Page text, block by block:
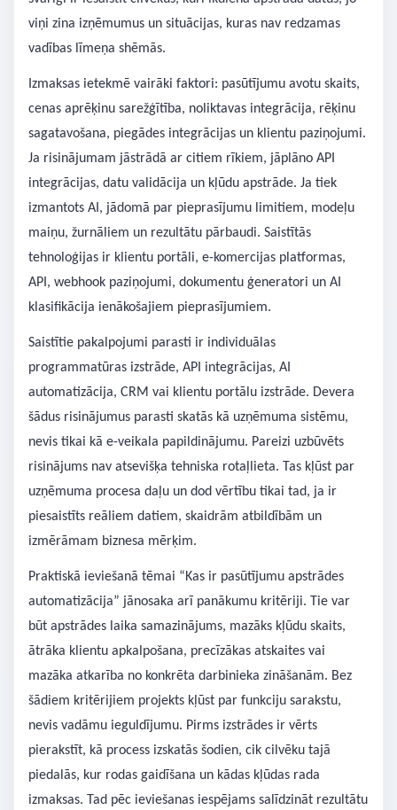
viņi zina izņēmumus un situācijas, kuras nav redzamas
vadības līmeņa shēmās.
Izmaksas ietekmē vairāki faktori: pasūtījumu avotu skaits,
cenas aprēķinu sarežģītība, noliktavas integrācija, rēķinu
sagatavošana, piegādes integrācijas un klientu paziņojumi.
Ja risinājumam jāstrādā ar citiem rīkiem, jāplāno API
integrācijas, datu validācija un kļūdu apstrāde. Ja tiek
izmantots AI, jādomā par pieprasījumu limitiem, modeļu
maiņu, žurnāliem un rezultātu pārbaudi. Saistītās
tehnoloģijas ir klientu portāli, e-komercijas platformas,
API, webhook paziņojumi, dokumentu ģeneratori un AI
klasifikācija ienākošajiem pieprasījumiem.
Saistītie pakalpojumi parasti ir individuālas
programmatūras izstrāde, API integrācijas, AI
automatizācija, CRM vai klientu portālu izstrāde. Devera
šādus risinājumus parasti skatās kā uzņēmuma sistēmu,
nevis tikai kā e-veikala papildinājumu. Pareizi uzbūvēts
risinājums nav atsevišķa tehniska rotaļlieta. Tas kļūst par
uzņēmuma procesa daļu un dod vērtību tikai tad, ja ir
piesaistīts reāliem datiem, skaidrām atbildībām un
izmērāmam biznesa mērķim.
Praktiskā ieviešanā tēmai “Kas ir pasūtījumu apstrādes
automatizācija” jānosaka arī panākumu kritēriji. Tie var
būt apstrādes laika samazinājums, mazāks kļūdu skaits,
ātrāka klientu apkalpošana, precīzākas atskaites vai
mazāka atkarība no konkrēta darbinieka zināšanām. Bez
šādiem kritērijiem projekts kļūst par funkciju sarakstu,
nevis vadāmu ieguldījumu. Pirms izstrādes ir vērts
pierakstīt, kā process izskatās šodien, cik cilvēku tajā
piedalās, kur rodas gaidīšana un kādas kļūdas rada
izmaksas. Tad pēc ieviešanas iespējams salīdzināt rezultātu